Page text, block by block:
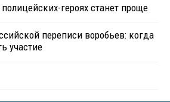
героях станет проще
переписи воробьев: когда
участие